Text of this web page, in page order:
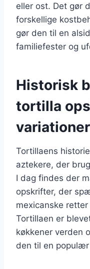
eller ost. Det gør
forskellige
gør den til en
familiefester og
Historisk
tortilla
variationer
Tortillaens
aztekere, der
I dag findes der
opskrifter, der
mexicanske
Tortillaen er
køkkener verden
den til en